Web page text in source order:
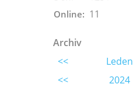
Online: 11
Archiv
<<
Leden
<<
2024